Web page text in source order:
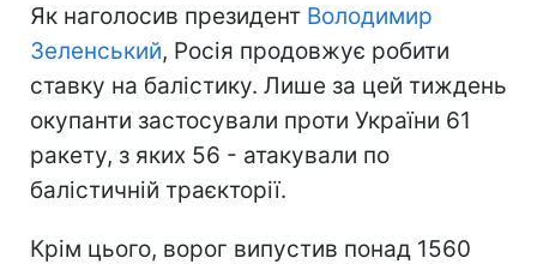
Як наголосив президент Володимир
Зеленський, Росія продовжує робити
ставку на балістику. Лише за цей тиждень
окупанти застосували проти України 61
ракету, з яких 56 - атакували по
балістичній траєкторії.
Крім цього, ворог випустив понад 1560